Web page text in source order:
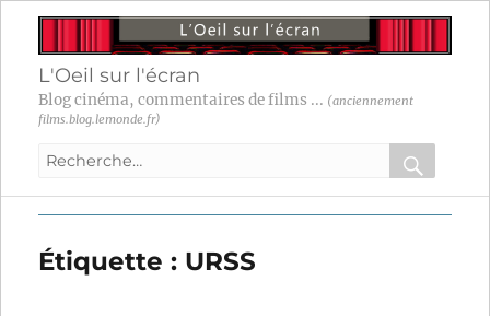
L'Oeil sur l'écran
Blog cinéma, commentaires de films ... (anciennement
films.blog.lemonde.fr)
Recherche
:
OK
Étiquette : URSS